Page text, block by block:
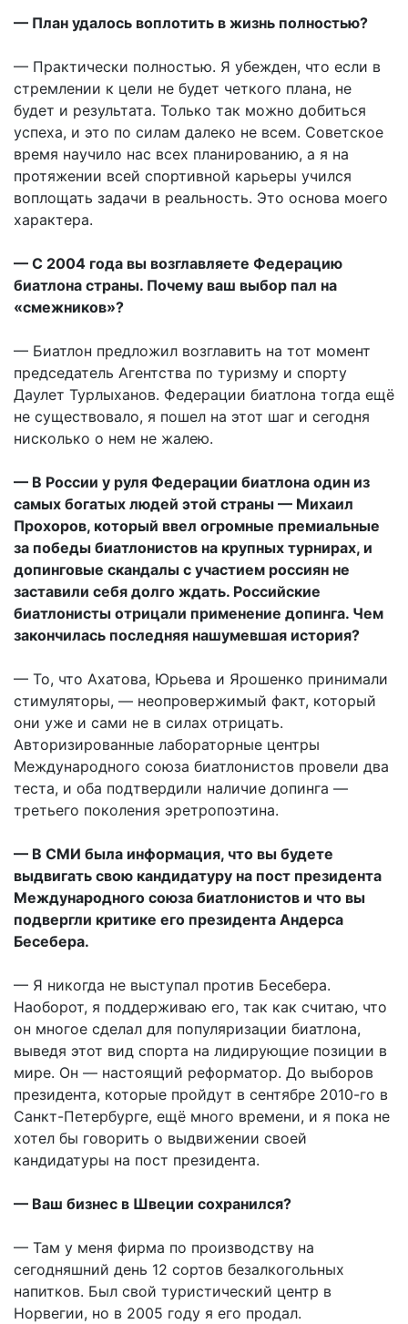
— План удалось воплотить в жизнь полностью?
— Практически полностью. Я убежден, что если в
стремлении к цели не будет четкого плана, не
будет и результата. Только так можно добиться
успеха, и это по силам далеко не всем. Советское
время научило нас всех планированию, а я на
протяжении всей спортивной карьеры учился
воплощать задачи в реальность. Это основа моего
характера.
— С 2004 года вы возглавляете Федерацию
биатлона страны. Почему ваш выбор пал на
«смежников»?
— Биатлон предложил возглавить на тот момент
председатель Агентства по туризму и спорту
Даулет Турлыханов. Федерации биатлона тогда ещё
не существовало, я пошел на этот шаг и сегодня
нисколько о нем не жалею.
— В России у руля Федерации биатлона один из
самых богатых людей этой страны — Михаил
Прохоров, который ввел огромные премиальные
за победы биатлонистов на крупных турнирах, и
допинговые скандалы с участием россиян не
заставили себя долго ждать. Российские
биатлонисты отрицали применение допинга. Чем
закончилась последняя нашумевшая история?
— То, что Ахатова, Юрьева и Ярошенко принимали
стимуляторы, — неопровержимый факт, который
они уже и сами не в силах отрицать.
Авторизированные лабораторные центры
Международного союза биатлонистов провели два
теста, и оба подтвердили наличие допинга —
третьего поколения эретропоэтина.
— В СМИ была информация, что вы будете
выдвигать свою кандидатуру на пост президента
Международного союза биатлонистов и что вы
подвергли критике его президента Андерса
Бесебера.
— Я никогда не выступал против Бесебера.
Наоборот, я поддерживаю его, так как считаю, что
он многое сделал для популяризации биатлона,
выведя этот вид спорта на лидирующие позиции в
мире. Он — настоящий реформатор. До выборов
президента, которые пройдут в сентябре 2010-го в
Санкт-Петербурге, ещё много времени, и я пока не
хотел бы говорить о выдвижении своей
кандидатуры на пост президента.
— Ваш бизнес в Швеции сохранился?
— Там у меня фирма по производству на
сегодняшний день 12 сортов безалкогольных
напитков. Был свой туристический центр в
Норвегии, но в 2005 году я его продал.